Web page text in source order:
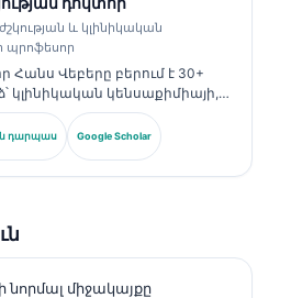
և կլինիկական
պրոֆեսոր
Հանս Վեբերը բերում է 30+
կլինիկական կենսաքիմիայի,
և բիոմարկերների
ոլորտներում։ Եղել է
քիմիայի
և ԱԻ-ի աջակցությամբ
մեջ։.
դարպաս Google Scholar
նորմալ միջակայքը